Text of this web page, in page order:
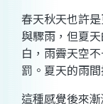
春天秋天也許
與驟雨，但夏
白，雨霽天空
罰。夏天的雨
這種感覺後來